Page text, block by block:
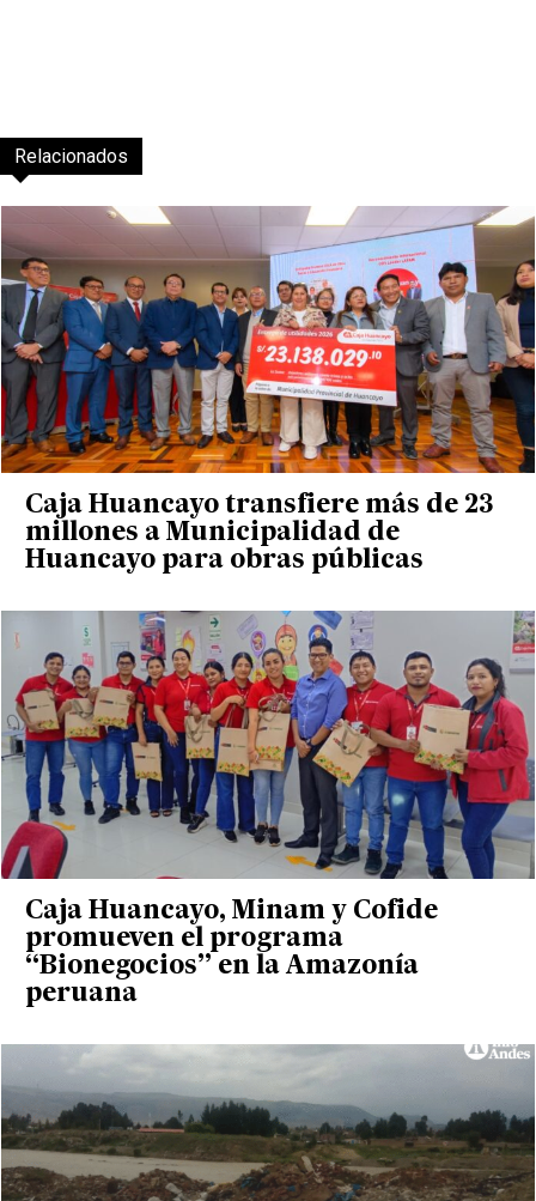
Relacionados
Caja Huancayo transfiere más de 23
millones a Municipalidad de
Huancayo para obras públicas
Caja Huancayo, Minam y Cofide
promueven el programa
“Bionegocios” en la Amazonía
peruana